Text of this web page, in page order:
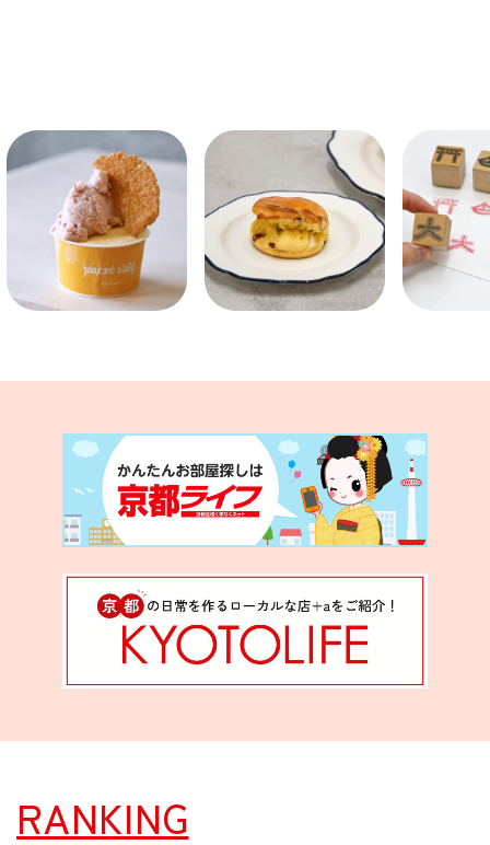
おすすめのイベント
RANKING